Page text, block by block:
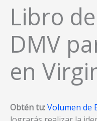
Libro
DMV
en
Obtén tu:Volumen de